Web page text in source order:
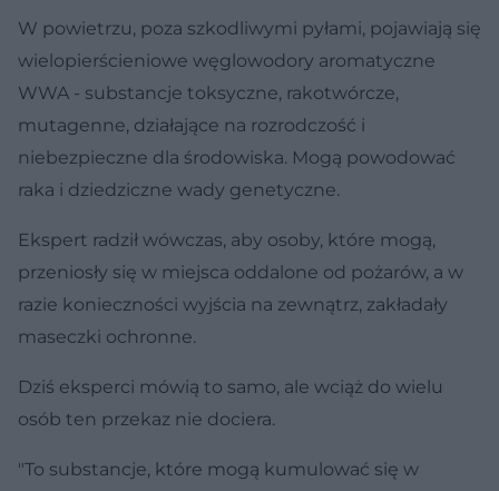
W powietrzu, poza szkodliwymi pyłami, pojawiają się
wielopierścieniowe węglowodory aromatyczne
WWA - substancje toksyczne, rakotwórcze,
mutagenne, działające na rozrodczość i
niebezpieczne dla środowiska. Mogą powodować
raka i dziedziczne wady genetyczne.
Ekspert radził wówczas, aby osoby, które mogą,
przeniosły się w miejsca oddalone od pożarów, a w
razie konieczności wyjścia na zewnątrz, zakładały
maseczki ochronne.
Dziś eksperci mówią to samo, ale wciąż do wielu
osób ten przekaz nie dociera.
"To substancje, które mogą kumulować się w